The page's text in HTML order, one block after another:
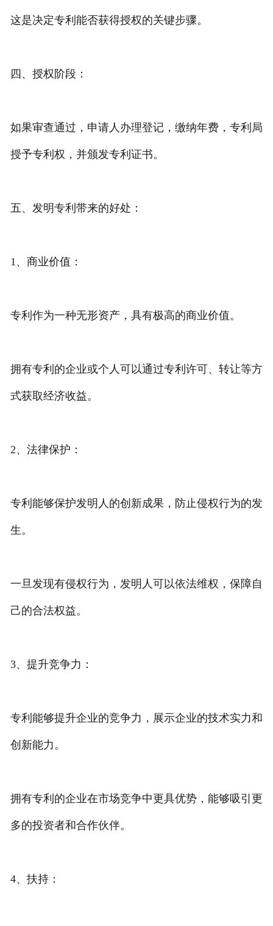
这是决定专利能否获得授权的关键步骤。
四、授权阶段：
如果审查通过，申请人办理登记，缴纳年费，专利局
授予专利权，并颁发专利证书。
五、发明专利带来的好处：
1、商业价值：
专利作为一种无形资产，具有极高的商业价值。
拥有专利的企业或个人可以通过专利许可、转让等方
式获取经济收益。
2、法律保护：
专利能够保护发明人的创新成果，防止侵权行为的发
生。
一旦发现有侵权行为，发明人可以依法维权，保障自
己的合法权益。
3、提升竞争力：
专利能够提升企业的竞争力，展示企业的技术实力和
创新能力。
拥有专利的企业在市场竞争中更具优势，能够吸引更
多的投资者和合作伙伴。
4、扶持：